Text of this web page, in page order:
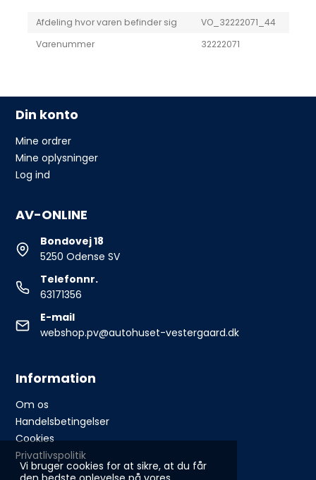
Vi bruger cookies for at sikre, at du får
Afdeling hvor varen befinder sig
VO_32222071_44
Varenummer
32222071
Din konto
Mine ordrer
Mine oplysninger
Log ind
AV-ONLINE
Bondovej 18
5250 Odense SV
Telefonnr.
63171356
E-mail
webshop.pv@autohuset-vestergaard.dk
Information
Om os
Handelsbetingelser
Cookies
Privatlivspolitik